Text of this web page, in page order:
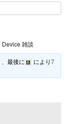
Device 雑談
最後に により7